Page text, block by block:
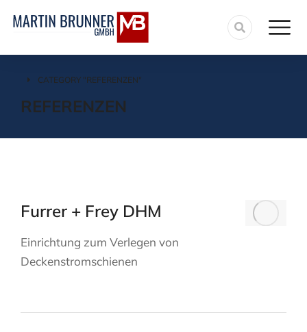
You are here:
CATEGORY "REFERENZEN"
REFERENZEN
Furrer + Frey DHM
Einrichtung zum Verlegen von
Deckenstromschienen